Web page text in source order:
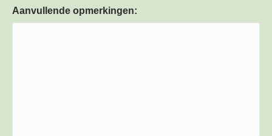
Aanvullende opmerkingen: